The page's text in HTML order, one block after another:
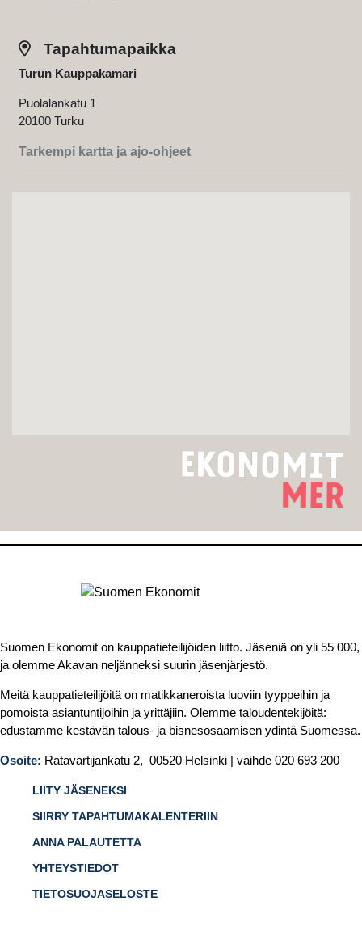
Tapahtumapaikka
Turun Kauppakamari
Puolalankatu 1
20100 Turku
Tarkempi kartta ja ajo-ohjeet
Suomen Ekonomit on kauppatieteilijöiden liitto. Jäseniä on yli 55 000,
ja olemme Akavan neljänneksi suurin jäsenjärjestö.
Meitä kauppatieteilijöitä on matikkaneroista luoviin tyyppeihin ja
pomoista asiantuntijoihin ja yrittäjiin. Olemme taloudentekijöitä:
edustamme kestävän talous- ja bisnesosaamisen ydintä Suomessa.
Osoite: Ratavartijankatu 2, 00520 Helsinki | vaihde 020 693 200
LIITY JÄSENEKSI
SIIRRY TAPAHTUMAKALENTERIIN
ANNA PALAUTETTA
YHTEYSTIEDOT
TIETOSUOJASELOSTE